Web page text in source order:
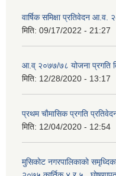
वार्षिक समिक्षा प्रतिवेदन आ.व.
मिति: 09/17/2022 - 21:27
आ.व् २०७७/७८ योजना प्रगति
मिति: 12/28/2020 - 13:17
प्रथम चाैमासिक प्रगति
मिति: 12/04/2020 - 12:54
मुसिकाेट नगरपालिकाकाे